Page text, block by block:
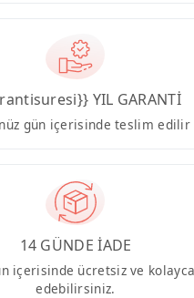
YIL GARANTİ
gün içerisinde teslim edilir
14 GÜNDE İADE
içerisinde ücretsiz ve
edebilirsiniz.